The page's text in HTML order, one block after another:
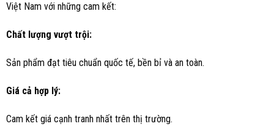
Việt Nam với những cam kết:
Chất lượng vượt trội:
Sản phẩm đạt tiêu chuẩn quốc tế, bền bỉ và an toàn.
Giá cả hợp lý:
Cam kết giá cạnh tranh nhất trên thị trường.